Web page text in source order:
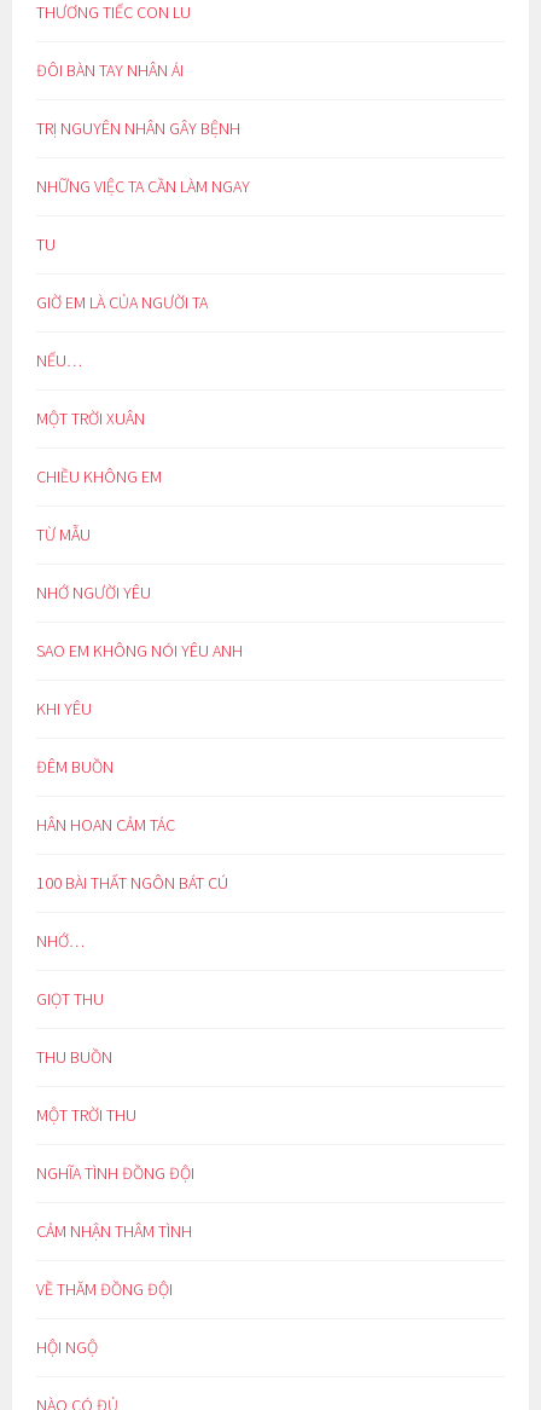
THƯƠNG TIẾC CON LU
ĐÔI BÀN TAY NHÂN ÁI
TRỊ NGUYÊN NHÂN GÂY BỆNH
NHỮNG VIỆC TA CẦN LÀM NGAY
TU
GIỜ EM LÀ CỦA NGƯỜI TA
NẾU…
MỘT TRỜI XUÂN
CHIỀU KHÔNG EM
TỪ MẪU
NHỚ NGƯỜI YÊU
SAO EM KHÔNG NÓI YÊU ANH
KHI YÊU
ĐÊM BUỒN
HÂN HOAN CẢM TÁC
100 BÀI THẤT NGÔN BÁT CÚ
NHỚ…
GIỌT THU
THU BUỒN
MỘT TRỜI THU
NGHĨA TÌNH ĐỒNG ĐỘI
CẢM NHẬN THÂM TÌNH
VỀ THĂM ĐỒNG ĐỘI
HỘI NGỘ
NÀO CÓ ĐỦ